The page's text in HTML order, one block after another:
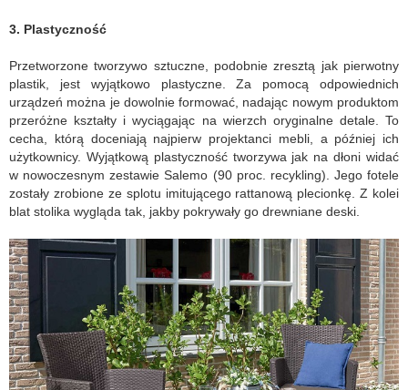
3. Plastyczność
Przetworzone tworzywo sztuczne, podobnie zresztą jak pierwotny
plastik, jest wyjątkowo plastyczne. Za pomocą odpowiednich
urządzeń można je dowolnie formować, nadając nowym produktom
przeróżne kształty i wyciągając na wierzch oryginalne detale. To
cecha, którą doceniają najpierw projektanci mebli, a później ich
użytkownicy. Wyjątkową plastyczność tworzywa jak na dłoni widać
w nowoczesnym zestawie Salemo (90 proc. recykling). Jego fotele
zostały zrobione ze splotu imitującego rattanową plecionkę. Z kolei
blat stolika wygląda tak, jakby pokrywały go drewniane deski.